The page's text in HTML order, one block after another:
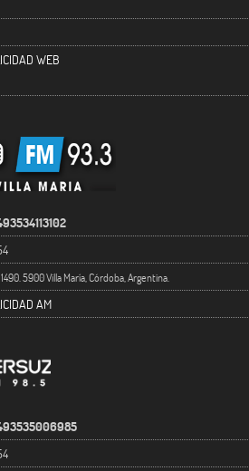
WEB
5900 Villa María, Córdoba, Argentina.
AM